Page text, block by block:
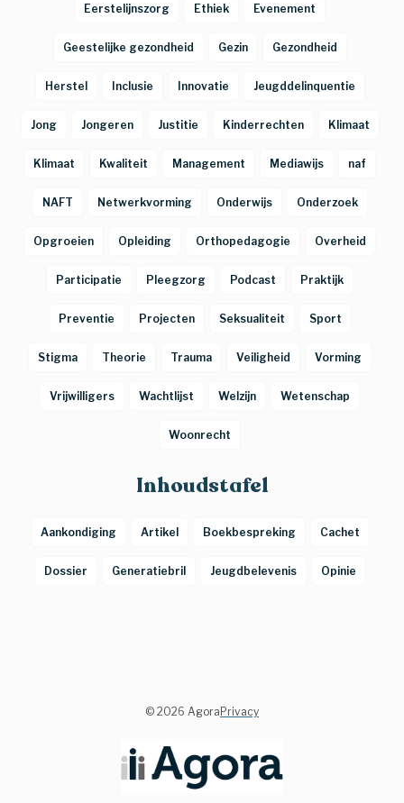
Inhoudstafel
Aankondiging Artikel Boekbespreking Cachet
Dossier Generatiebril Jeugdbelevenis Opinie
Eerstelijnszorg Ethiek Evenement
Geestelijke gezondheid Gezin Gezondheid
Herstel Inclusie Innovatie Jeugddelinquentie
Jong Jongeren Justitie Kinderrechten Klimaat
Klimaat Kwaliteit Management Mediawijs naf
NAFT Netwerkvorming Onderwijs Onderzoek
Opgroeien Opleiding Orthopedagogie Overheid
Participatie Pleegzorg Podcast Praktijk
Preventie Projecten Seksualiteit Sport
Stigma Theorie Trauma Veiligheid Vorming
Vrijwilligers Wachtlijst Welzijn Wetenschap
Woonrecht
© 2026 Agora Privacy